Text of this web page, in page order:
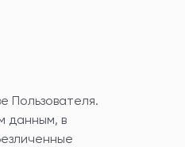
Пользователя.
данным, в